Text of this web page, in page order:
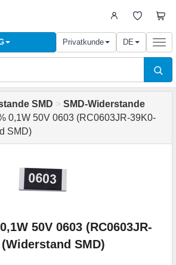
Privatkunde DE
SMD > SMD-Widerstande
0,1W 50V 0603 (RC0603JR-39K0-
SMD)
50V 0603 (RC0603JR-
SMD)